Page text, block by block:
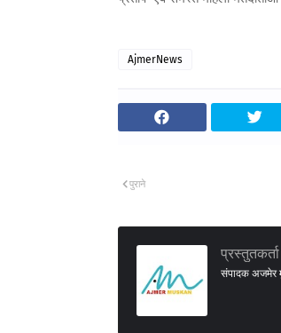
AjmerNews
पुराने
प्रस्तुतकर्ता
संपादक अजमेर